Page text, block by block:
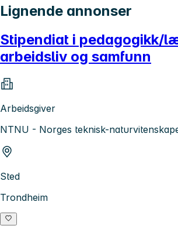
Lignende annonser
Stipendiat i pedagogikk/
arbeidsliv og samfunn
Arbeidsgiver
NTNU - Norges teknisk-
Sted
Trondheim